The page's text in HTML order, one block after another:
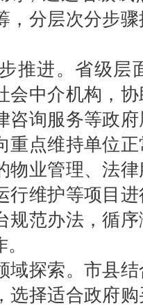
，分层次分步
进。省级层
会中介机构，
咨询服务等政
重点维持单位
物业管理、法
行维护等项目
规范办法，循
探索。市县结
选择适合政府